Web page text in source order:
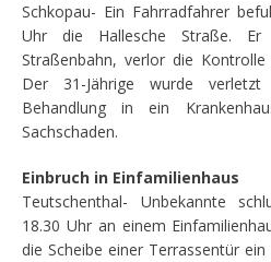
Schkopau- Ein Fahrradfahrer
Uhr die Hallesche Straße.
Straßenbahn, verlor die
Der 31-Jährige wurde
Behandlung in ein
Sachschaden.
Einbruch in Einfamilienhaus
Teutschenthal- Unbekannte
18.30 Uhr an einem
die Scheibe einer Terrassentür